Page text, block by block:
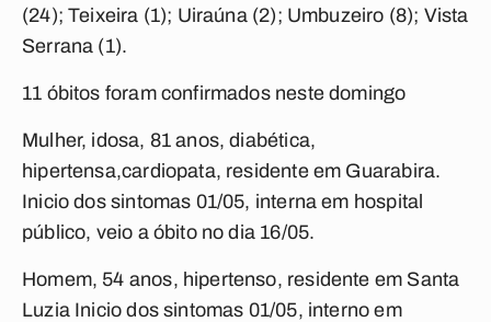
(24); Teixeira (1); Uiraúna (2); Umbuzeiro (8); Vista
Serrana (1).
11 óbitos foram confirmados neste domingo
Mulher, idosa, 81 anos, diabética,
hipertensa,cardiopata, residente em Guarabira.
Inicio dos sintomas 01/05, interna em hospital
público, veio a óbito no dia 16/05.
Homem, 54 anos, hipertenso, residente em Santa
Luzia Inicio dos sintomas 01/05, interno em